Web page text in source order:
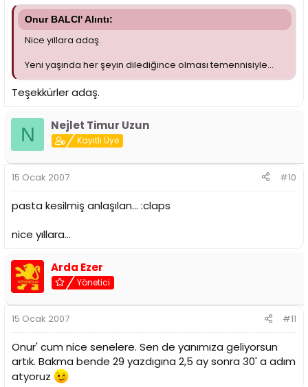
Onur BALCI' Alıntı:
Nice yıllara adaş.
Yeni yaşında her şeyin dilediğince olması temennisiyle...
Teşekkürler adaş.
N Nejlet Timur Uzun
Kayıtlı Üye
15 Ocak 2007 #10
pasta kesilmiş anlaşılan... :claps
nice yıllara...
Arda Ezer
Yönetici
15 Ocak 2007 #11
Onur' cum nice senelere. Sen de yanımıza geliyorsun
artık. Bakma bende 29 yazdıgına 2,5 ay sonra 30' a adım
atyoruz